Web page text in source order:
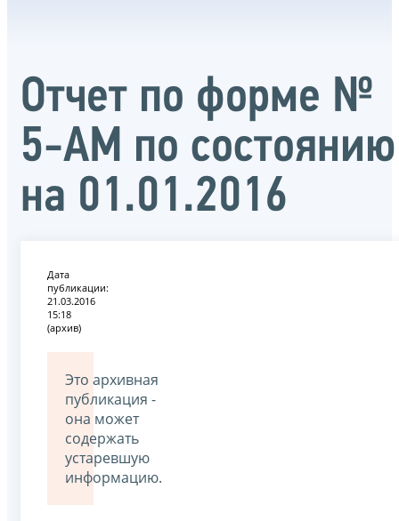
Отчет по форме №
5-АМ по состоянию
на 01.01.2016
Дата
публикации:
21.03.2016
15:18
(архив)
Это архивная
публикация -
она может
содержать
устаревшую
информацию.